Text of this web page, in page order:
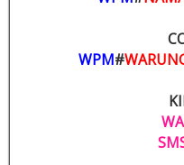
WPM#